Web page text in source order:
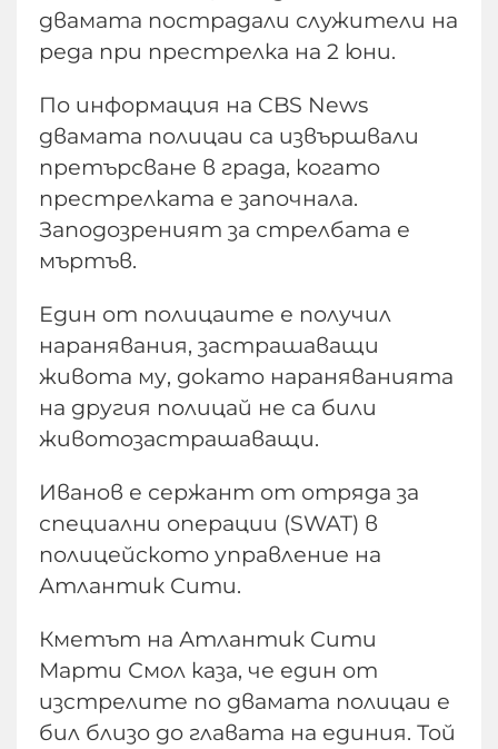
двамата пострадали служители на
реда при престрелка на 2 юни.
По информация на CBS News
двамата полицаи са извършвали
претърсване в града, когато
престрелката е започнала.
Заподозреният за стрелбата е
мъртъв.
Един от полицаите е получил
наранявания, застрашаващи
живота му, докато нараняванията
на другия полицай не са били
животозастрашаващи.
Иванов е сержант от отряда за
специални операции (SWAT) в
полицейското управление на
Атлантик Сити.
Кметът на Атлантик Сити
Марти Смол каза, че един от
изстрелите по двамата полицаи е
бил близо до главата на единия. Той